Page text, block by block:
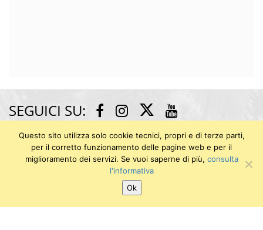
SEGUICI SU: Facebook
Instagram
Twitter
Museo di Anatomia Patologica e Paleopatologia
Largo Padre Renzo Spadoni - Via dei Macelli 2B / Via
Nicola Pisano 25 (area dei Vecchi Macelli)
Questo sito utilizza solo cookie tecnici, propri e di terze parti,
per il corretto funzionamento delle pagine web e per il
miglioramento dei servizi. Se vuoi saperne di più, consulta
l'informativa
Ok